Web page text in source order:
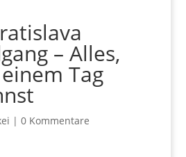
– Alles,
Tag
| 0 Kommentare